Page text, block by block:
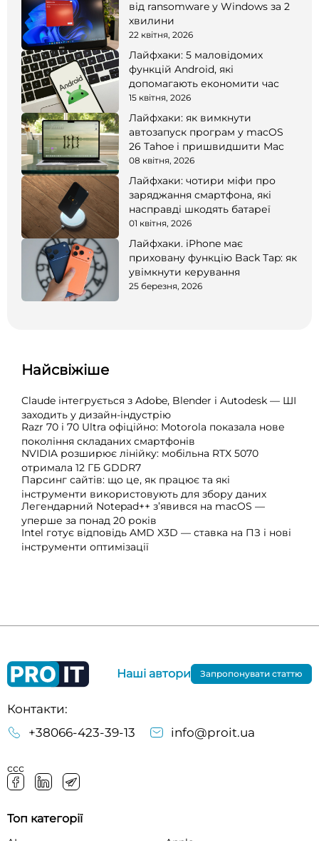
від ransomware у Windows за 2
хвилини
22 квітня, 2026
Лайфхаки: 5 маловідомих
функцій Android, які
допомагають економити час
15 квітня, 2026
Лайфхаки: як вимкнути
автозапуск програм у macOS
26 Tahoe і пришвидшити Mac
08 квітня, 2026
Лайфхаки: чотири міфи про
заряджання смартфона, які
насправді шкодять батареї
01 квітня, 2026
Лайфхаки. iPhone має
приховану функцію Back Tap: як
увімкнути керування
25 березня, 2026
Найсвіжіше
Claude інтегрується з Adobe, Blender і Autodesk — ШІ
заходить у дизайн-індустрію
Razr 70 і 70 Ultra офіційно: Motorola показала нове
покоління складаних смартфонів
NVIDIA розширює лінійку: мобільна RTX 5070
отримала 12 ГБ GDDR7
Парсинг сайтів: що це, як працює та які
інструменти використовують для збору даних
Легендарний Notepad++ з’явився на macOS —
уперше за понад 20 років
Intel готує відповідь AMD X3D — ставка на ПЗ і нові
інструменти оптимізації
Контакти:
+38066-423-39-13
info@proit.ua
ссс
Наші автори Запропонувати статтю
Топ категорії